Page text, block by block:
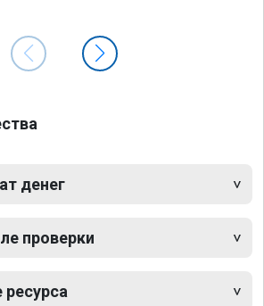
денег
проверки
ресурса